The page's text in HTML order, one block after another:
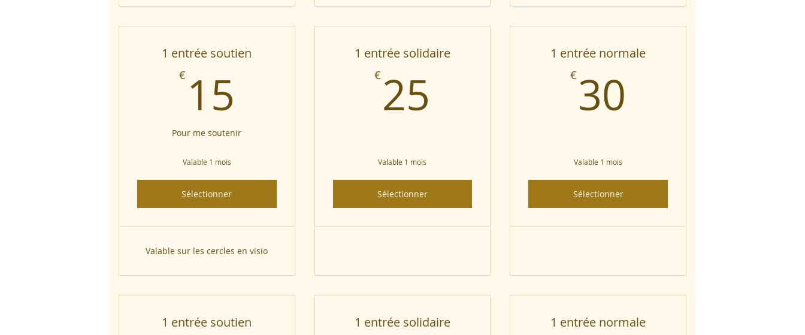
1 entrée soutien
€ 15
Pour me soutenir
Valable 1 mois
Sélectionner
Valable sur les cercles en visio
1 entrée solidaire
€ 25
Valable 1 mois
Sélectionner
1 entrée normale
€ 30
Valable 1 mois
Sélectionner
1 entrée soutien 1 entrée solidaire 1 entrée normale